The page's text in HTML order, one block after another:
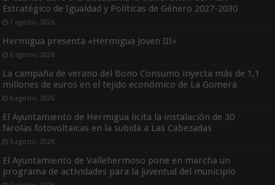
Estratégico de Igualdad y Políticas de Género 2027-2030
7 agosto, 2026
Hermigua presenta «Hermigua Joven III»
6 agosto, 2026
La campaña de verano del Bono Consumo inyecta más de 1,1
millones de euros en el tejido económico de La Gomera
6 agosto, 2026
El Ayuntamiento de Hermigua licita la instalación de 30
farolas fotovoltaicas en la subida a Las Cabezadas
6 agosto, 2026
El Ayuntamiento de Vallehermoso pone en marcha un
programa de actividades para la juventud del municipio